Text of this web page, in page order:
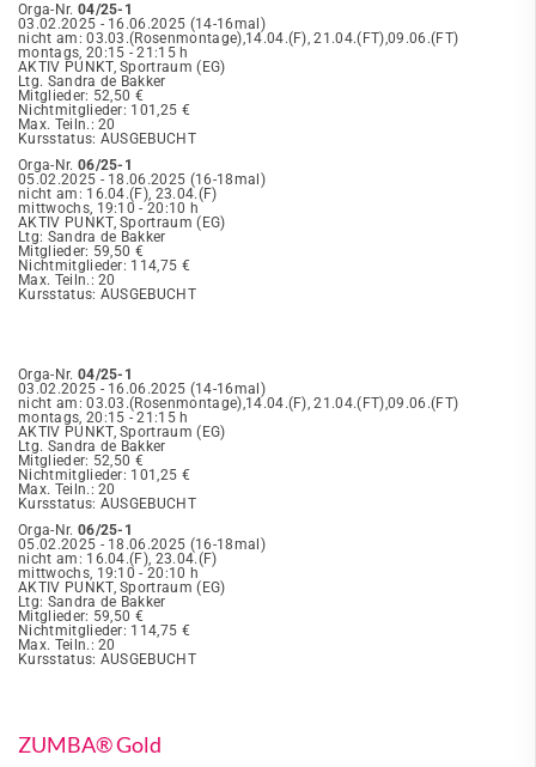
Orga-Nr. 04/25-1
03.02.2025 - 16.06.2025 (14-16mal)
nicht am: 03.03.(Rosenmontage),14.04.(F), 21.04.(FT),09.06.(FT)
montags, 20:15 - 21:15 h
AKTIV PUNKT, Sportraum (EG)
Ltg. Sandra de Bakker
Mitglieder: 52,50 €
Nichtmitglieder: 101,25 €
Max. Teiln.: 20
Kursstatus: AUSGEBUCHT
Orga-Nr. 06/25-1
05.02.2025 - 18.06.2025 (16-18mal)
nicht am: 16.04.(F), 23.04.(F)
mittwochs, 19:10 - 20:10 h
AKTIV PUNKT, Sportraum (EG)
Ltg: Sandra de Bakker
Mitglieder: 59,50 €
Nichtmitglieder: 114,75 €
Max. Teiln.: 20
Kursstatus: AUSGEBUCHT
Orga-Nr. 04/25-1
03.02.2025 - 16.06.2025 (14-16mal)
nicht am: 03.03.(Rosenmontage),14.04.(F), 21.04.(FT),09.06.(FT)
montags, 20:15 - 21:15 h
AKTIV PUNKT, Sportraum (EG)
Ltg. Sandra de Bakker
Mitglieder: 52,50 €
Nichtmitglieder: 101,25 €
Max. Teiln.: 20
Kursstatus: AUSGEBUCHT
Orga-Nr. 06/25-1
05.02.2025 - 18.06.2025 (16-18mal)
nicht am: 16.04.(F), 23.04.(F)
mittwochs, 19:10 - 20:10 h
AKTIV PUNKT, Sportraum (EG)
Ltg: Sandra de Bakker
Mitglieder: 59,50 €
Nichtmitglieder: 114,75 €
Max. Teiln.: 20
Kursstatus: AUSGEBUCHT
ZUMBA® Gold